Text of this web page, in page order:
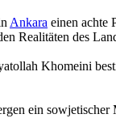
Ankara einen achte
Realitäten des
Khomeini
ein